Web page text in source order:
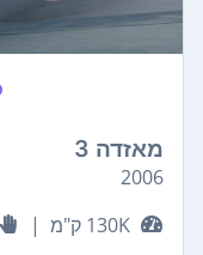
מאזדה 3
2006
130K ק"מ
|